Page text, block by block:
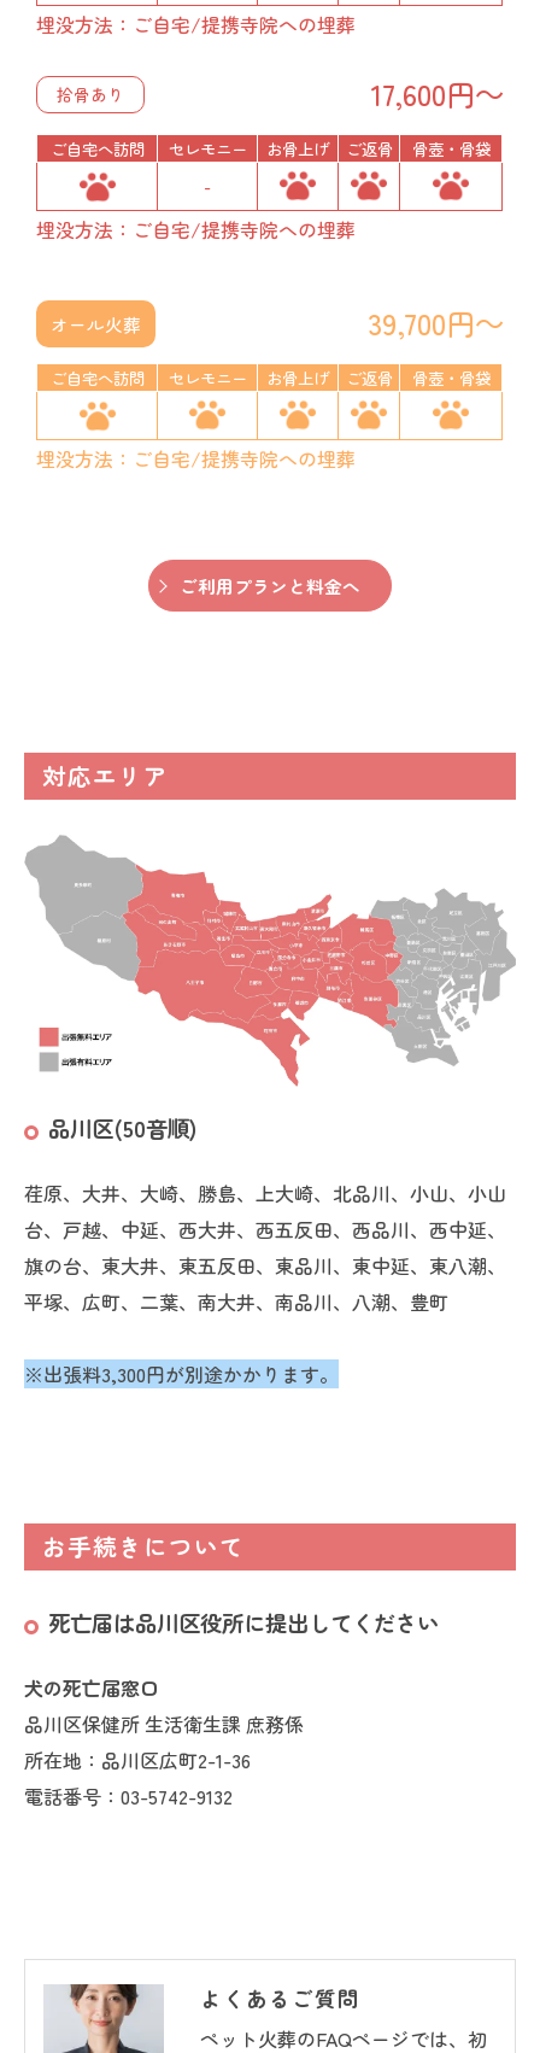
埋没方法：ご自宅/提携寺院への埋葬
拾骨あり 17,600円～
ご自宅へ訪問 セレモニー お骨上げ ご返骨
骨壺・骨袋
-
埋没方法：ご自宅/提携寺院への埋葬
オール火葬 39,700円～
ご自宅へ訪問 セレモニー お骨上げ ご返骨 骨壺・骨袋
埋没方法：ご自宅/提携寺院への埋葬
ご利用プランと料金へ
対応エリア
品川区(50音順)
荏原、大井、大崎、勝島、上大崎、北品川、小山、小山
台、戸越、中延、西大井、西五反田、西品川、西中延、
旗の台、東大井、東五反田、東品川、東中延、東八潮、
平塚、広町、二葉、南大井、南品川、八潮、豊町
※出張料3,300円が別途かかります。
お手続きについて
死亡届は品川区役所に提出してください
犬の死亡届窓口
品川区保健所 生活衛生課 庶務係
所在地：品川区広町2-1-36
電話番号：03-5742-9132
よくあるご質問
ペット火葬のFAQページでは、初